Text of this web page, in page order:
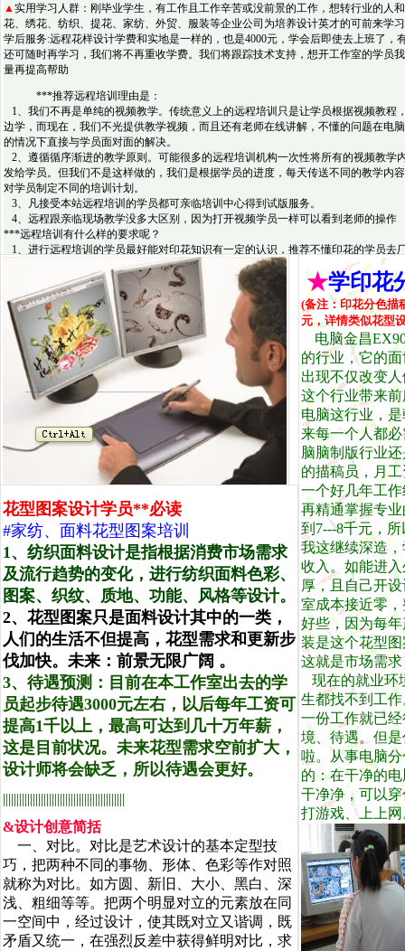
▲实用学习人群：刚毕业学生，有工作且工作辛苦或没前景的工作，想转行业的人
花、绣花、纺织、提花、家纺、外贸、服装等企业公司为培养设计英才的可前来学
学后服务:远程花样设计学费和实地是一样的，也是4000元，学会后即使去上班了，
还可随时再学习，我们将不再重收学费。我们将跟踪技术支持，想开工作室的学员
量再提高帮助
***推荐远程培训理由是：
1、我们不再是单纯的视频教学。传统意义上的远程培训只是让学员根据视频教程
边学，而现在，我们不光提供教学视频，而且还有老师在线讲解，不懂的问题在电
的情况下直接与学员面对面的解决。
2、遵循循序渐进的教学原则。可能很多的远程培训机构一次性将所有的视频教学
发给学员。但我们不是这样做的，我们是根据学员的进度，每天传送不同的教学内
对学员制定不同的培训计划。
3、凡接受本站远程培训的学员都可亲临培训中心得到试版服务。
4、远程跟亲临现场教学没多大区别，因为打开视频学员一样可以看到老师的操作
***远程培训有什么样的要求呢？
1、进行远程培训的学员最好能对印花知识有一定的认识，推荐不懂印花的学员去
观察学习1-3天，具体需要了解的内容请与我们的客服联系！
2、为了能够达到培训的效果，请务必有完成作业的决心。因为是远程培训，您的
量掌握，我们都是通过作业来了解的。
★学印花
(备注：印花分色描
元，详情类似花型
电脑金昌
的行业，它的
出现不仅改变
这个行业带来
电脑这行业，
来每一个人都
脑脑制版行业
的描稿员，月
一个好几年工
再精通掌握专
到7---8千元，
我这继续深造
收入。如能进
厚，且自己开
室成本接近零
好些，因为每
装是这个花型
这就是市场需求
现在的就业环
生都找不到工
一份工作就已
境、待遇。但
啦。从事电脑
的：在干净的
干净净，可以
打游戏、上上网
花型图案设计学员**必读
#家纺、面料花型图案培训
1、纺织面料设计是指根据消费市场需求
及流行趋势的变化，进行纺织面料色彩、
图案、织纹、质地、功能、风格等设计。
2、花型图案只是面料设计其中的一类，
人们的生活不但提高，花型需求和更新步
伐加快。未来：前景无限广阔 。
3、待遇预测：目前在本工作室出去的学
员起步待遇3000元左右，以后每年工资可
提高1千以上，最高可达到几十万年薪，
这是目前状况。未来花型需求空前扩大，
设计师将会缺乏，所以待遇会更好。
|||||||||||||||||||||||||||||||||||||||||||||
&设计创意简括
一、对比。对比是艺术设计的基本定型技
巧，把两种不同的事物、形体、色彩等作对照
就称为对比。如方圆、新旧、大小、黑白、深
浅、粗细等等。把两个明显对立的元素放在同
一空间中，经过设计，使其既对立又谐调，既
矛盾又统一，在强烈反差中获得鲜明对比，求